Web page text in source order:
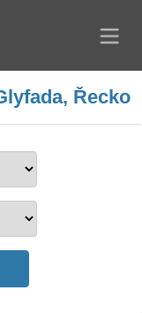
Řecko